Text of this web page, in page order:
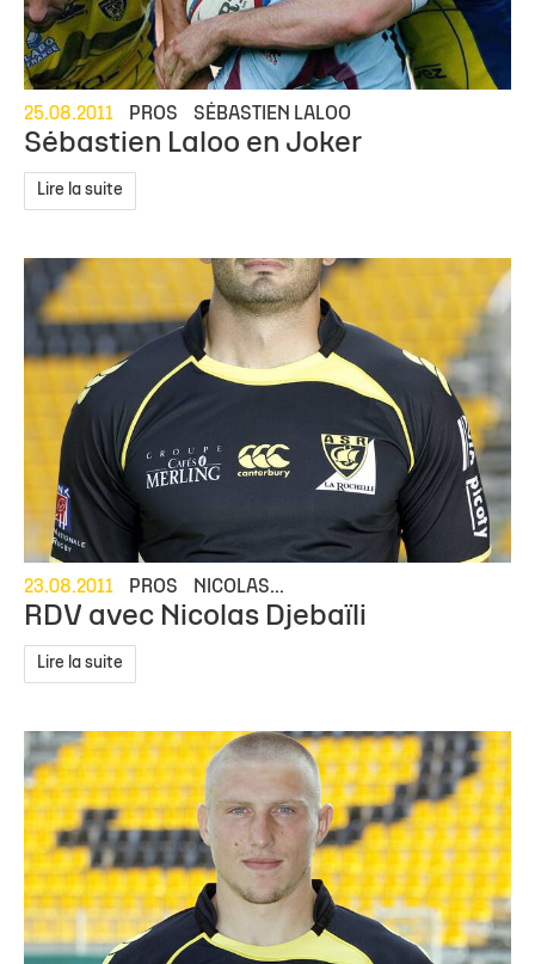
25.08.2011 PROS SÉBASTIEN LALOO
Sébastien Laloo en Joker
Lire la suite
23.08.2011 PROS NICOLAS...
RDV avec Nicolas Djebaïli
Lire la suite